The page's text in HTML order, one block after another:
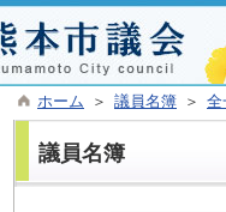
ホーム ＞ 議員名簿 ＞ 全
議員名簿